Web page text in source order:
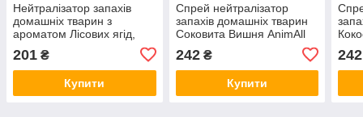
Нейтралізатор запахів
домашніх тварин з
ароматом Лісових ягід,
201 ₴
Купити
Спрей нейтралізатор
запахів домашніх тварин
Соковита Вишня AnimAll
242₴
Купити
242